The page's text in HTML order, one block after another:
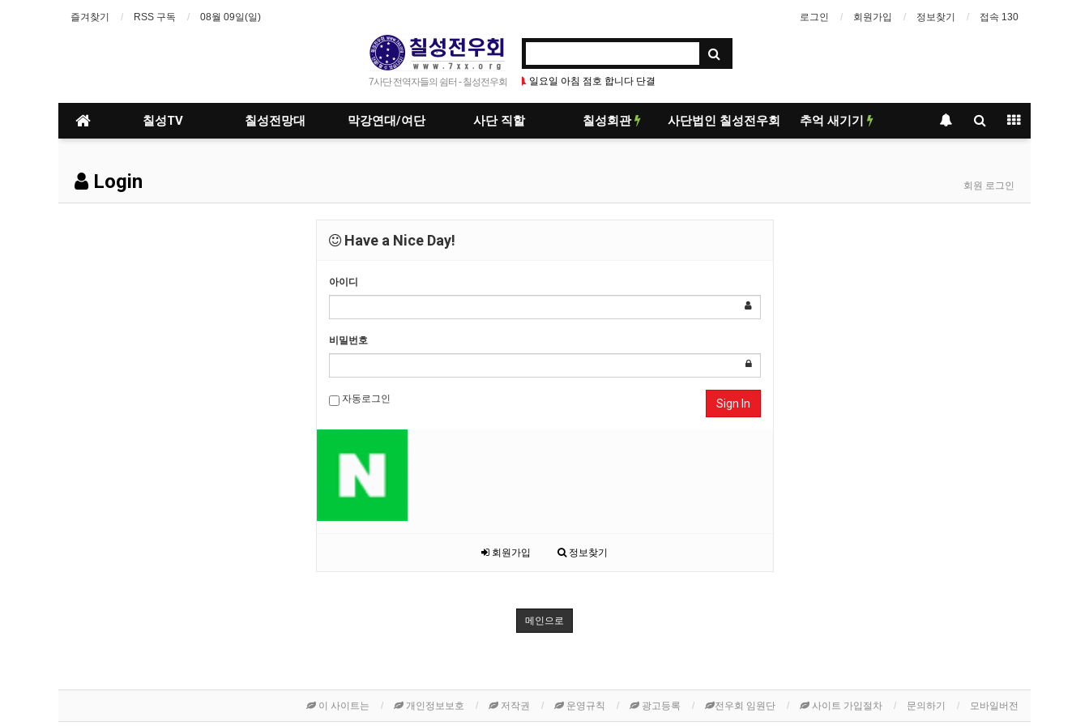
즐겨찾기 RSS 구독 08월 09일(일) 로그인 회원가입 정보찾기 접속 130
7사단 전역자들의 쉼터 - 칠성전우회
일요일 아침 점호 합니다 단결 단결! 주말 잘 보내세요!
칠성TV 칠성전망대 막강연대/여단 사단 직할 칠성회관 사단법인 칠성전우회 추억 새기기
Login 회원 로그인
Have a Nice Day!
아이디
비밀번호
자동로그인 Sign In
회원가입 정보찾기
메인으로
이 사이트는 개인정보보호 저작권 운영규칙 광고등록 전우회 임원단 사이트 가입절차 문의하기 모바일버전